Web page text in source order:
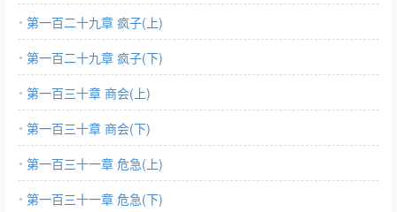
第一百二十九章 疯子(上)
第一百二十九章 疯子(下)
第一百三十章 商会(上)
第一百三十章 商会(下)
第一百三十一章 危急(上)
第一百三十一章 危急(下)